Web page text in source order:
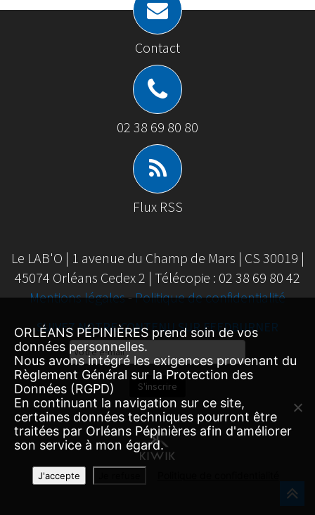
Contact
02 38 69 80 80
Flux RSS
Le LAB'O | 1 avenue du Champ de Mars | CS 30019 |
45074 Orléans Cedex 2 | Télécopie : 02 38 69 80 42
Mentions légales-Politique de confidentialité
SUIVEZ NOTRE CONTENU SUR FEEDBURNER
Email
Subscription
S'inscrire
ORLÉANS PÉPINIÈRES prend soin de vos
données personnelles.
Nous avons intégré les exigences provenant du
Règlement Général sur la Protection des
Données (RGPD)
En continuant la navigation sur ce site,
certaines données techniques pourront être
traitées par Orléans Pépinières afin d'améliorer
son service à mon égard.
J'accepte